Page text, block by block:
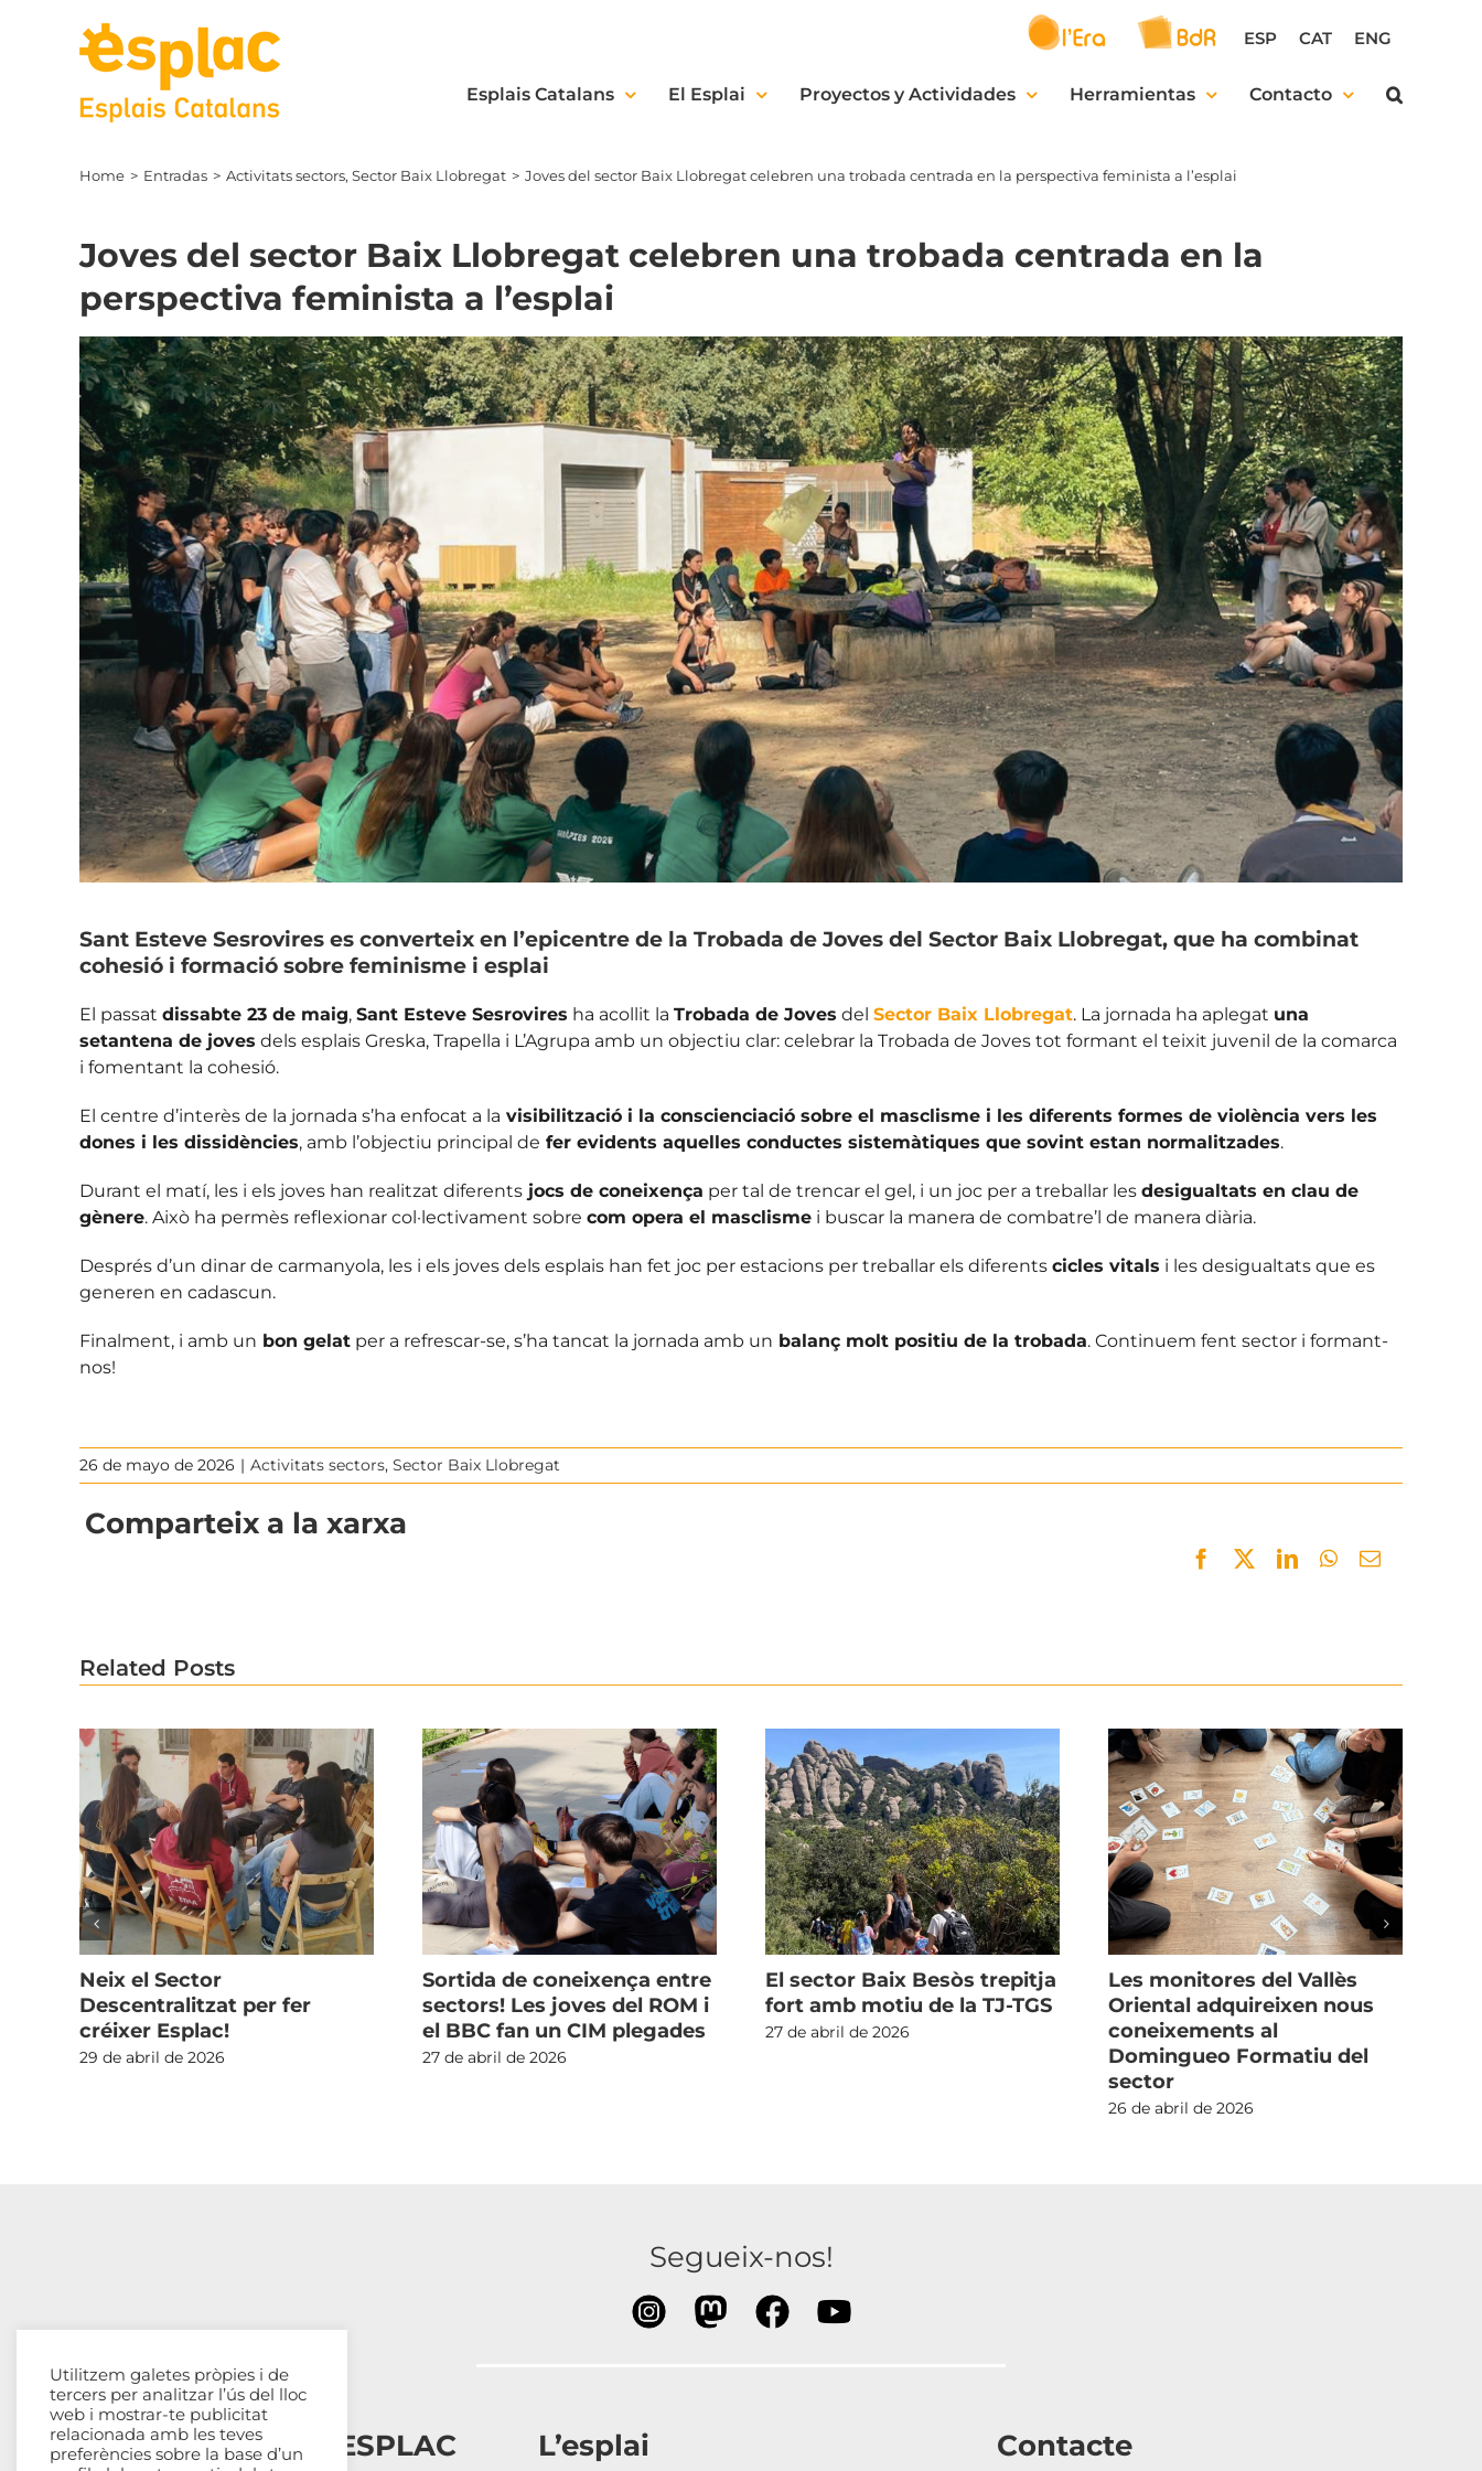
ESP CAT ENG
Esplais Catalans El Esplai Proyectos y Actividades Herramientas Contacto
Home Entradas Activitats sectors Sector Baix Llobregat Joves del sector Baix Llobregat celebren una trobada centrada en la perspectiva feminista a l’esplai
Joves del sector Baix Llobregat celebren una trobada centrada en la
perspectiva feminista a l’esplai
View
Larger
Image
Sant Esteve Sesrovires es converteix en l’epicentre de la Trobada de Joves del Sector Baix Llobregat, que ha combinat
cohesió i formació sobre feminisme i esplai
El passat dissabte 23 de maig, Sant Esteve Sesrovires ha acollit la Trobada de Joves del Sector Baix Llobregat. La jornada ha aplegat una
setantena de joves dels esplais Greska, Trapella i L’Agrupa amb un objectiu clar: celebrar la Trobada de Joves tot formant el teixit juvenil de la comarca
i fomentant la cohesió.
El centre d’interès de la jornada s’ha enfocat a la visibilització i la conscienciació sobre el masclisme i les diferents formes de violència vers les
dones i les dissidències, amb l’objectiu principal de fer evidents aquelles conductes sistemàtiques que sovint estan normalitzades.
Durant el matí, les i els joves han realitzat diferentsjocs de coneixença per tal de trencar el gel, i un joc per a treballar les desigualtats en clau de
gènere. Això ha permès reflexionar col·lectivament sobre com opera el masclismei buscar la manera de combatre’l de manera diària.
Després d’un dinar de carmanyola, les i els joves dels esplais han fet joc per estacions per treballar els diferents cicles vitals i les desigualtats que es
generen en cadascun.
Finalment, i amb un bon gelatper a refrescar-se, s’ha tancat la jornada amb un balanç molt positiu de la trobada. Continuem fent sector i formant-
nos!
26 de mayo de 2026 | Activitats sectors, Sector Baix Llobregat
Comparteix a la xarxa
Facebook
TwitterLinkedInWhatsApp
Email
Related Posts
Neix el Sector
Descentralitzat per fer
créixer Esplac!
29 de abril de 2026
Sortida de coneixença entre
sectors! Les joves del ROM i
el BBC fan un CIM plegades
27 de abril de 2026
El sector Baix Besòs trepitja
fort amb motiu de la TJ-TGS
27 de abril de 2026
Les monitores del Vallès
Oriental adquireixen nous
coneixements al
Domingueo Formatiu del
sector
26 de abril de 2026
Segueix-nos!
Esplais Catalans, ESPLAC L’esplai Contacte
Utilitzem galetes pròpies i de
tercers per analitzar l’ús del lloc
web i mostrar-te publicitat
relacionada amb les teves
preferències sobre la base d’un